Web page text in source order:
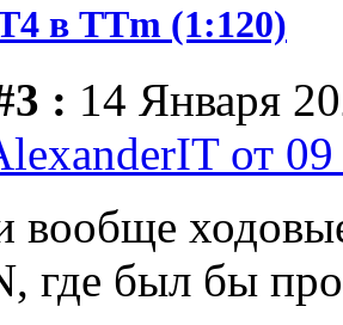
в TTm (1:120)
: 14 Января
от
вообще
где был бы